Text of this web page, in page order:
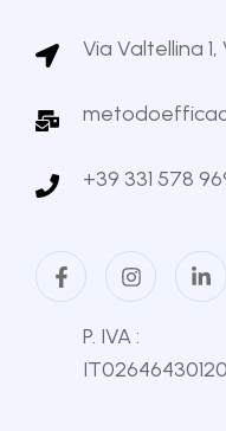
Via Valtellina
+39 331 578
P. IVA :
IT02646430120